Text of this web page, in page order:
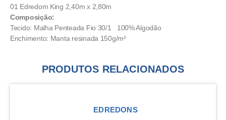
01 Edredom King 2,40m x 2,80m
Composição:
Tecido: Malha Penteada Fio 30/1 100% Algodão
Enchimento: Manta resinada 150g/m²
PRODUTOS RELACIONADOS
EDREDONS